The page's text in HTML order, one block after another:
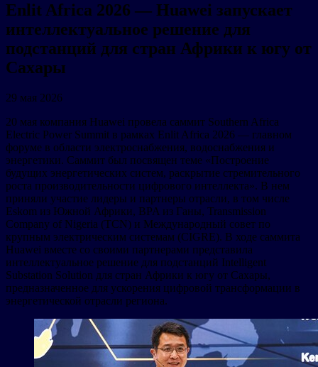
Enlit Africa 2026 — Huawei запускает
интеллектуальное решение для
подстанций для стран Африки к югу от
Сахары
29 мая 2026
20 мая компания Huawei провела саммит Southern Africa
Electric Power Summit в рамках Enlit Africa 2026 — главном
форуме в области электроснабжения, водоснабжения и
энергетики. Саммит был посвящен теме «Построение
будущих энергетических систем, раскрытие стремительного
роста производительности цифрового интеллекта». В нем
приняли участие лидеры и партнеры отрасли, в том числе
Eskom из Южной Африки, BPA из Ганы, Transmission
Company of Nigeria (TCN) и Международный совет по
крупным электрическим системам (CIGRE). В ходе саммита
Huawei вместе со своими партнерами представила
интеллектуальное решение для подстанций Intelligent
Substation Solution для стран Африки к югу от Сахары,
предназначенное для ускорения цифровой трансформации в
энергетической отрасли региона.